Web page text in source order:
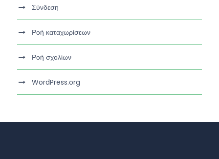
Σύνδεση
Ροή καταχωρίσεων
Ροή σχολίων
WordPress.org